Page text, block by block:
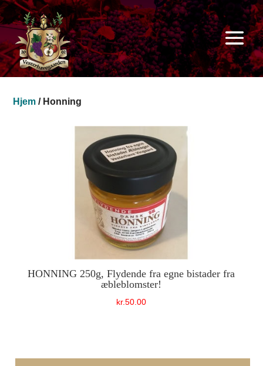
Hjem / Honning
HONNING 250g, Flydende fra egne bistader fra
æbleblomster!
kr.50.00